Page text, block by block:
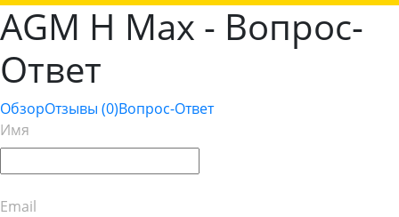
AGM H Max - Вопрос-
Ответ
ОбзорОтзывы (0)Вопрос-Ответ
Имя
Email